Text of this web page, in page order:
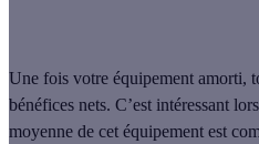
Une fois votre équipement amorti,
bénéfices nets. C’est intéressant
moyenne de cet équipement est